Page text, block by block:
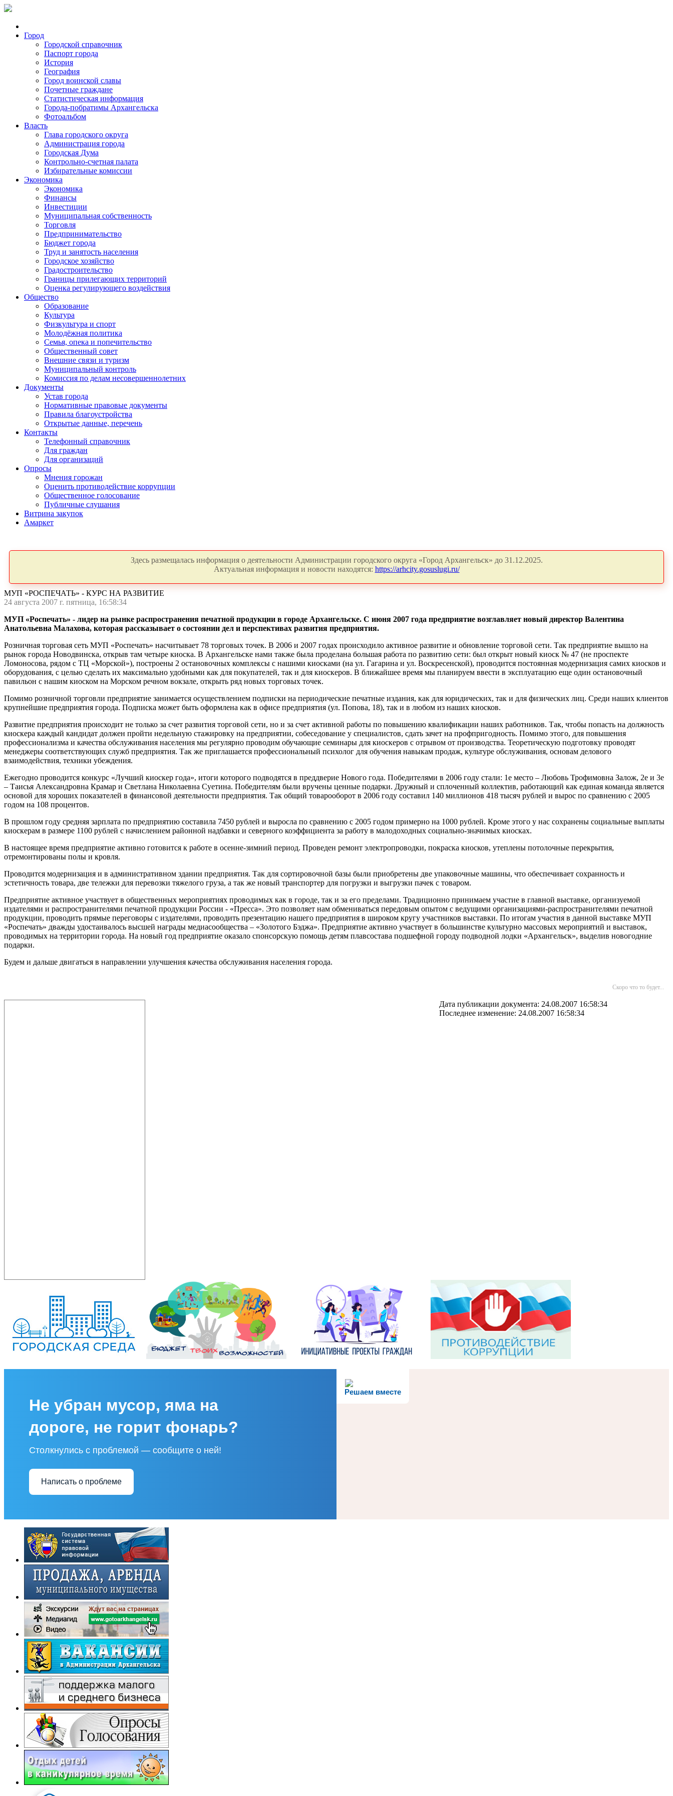
Город
Городской справочник
Паспорт города
История
География
Город воинской славы
Почетные граждане
Статистическая информация
Города-побратимы Архангельска
Фотоальбом
Власть
Глава городского округа
Администрация города
Городская Дума
Контрольно-счетная палата
Избирательные комиссии
Экономика
Экономика
Финансы
Инвестиции
Муниципальная собственность
Торговля
Предпринимательство
Бюджет города
Труд и занятость населения
Городское хозяйство
Градостроительство
Границы прилегающих территорий
Оценка регулирующего воздействия
Общество
Образование
Культура
Физкультура и спорт
Молодёжная политика
Семья, опека и попечительство
Общественный совет
Внешние связи и туризм
Муниципальный контроль
Комиссия по делам несовершеннолетних
Документы
Устав города
Нормативные правовые документы
Правила благоустройства
Открытые данные, перечень
Контакты
Телефонный справочник
Для граждан
Для организаций
Опросы
Мнения горожан
Оценить противодействие коррупции
Общественное голосование
Публичные слушания
Витрина закупок
Амаркет
Здесь размещалась информация о деятельности Администрации городского округа «Город Архангельск» до 31.12.2025.
Актуальная информация и новости находятся: https://arhcity.gosuslugi.ru/
МУП «РОСПЕЧАТЬ» - КУРС НА РАЗВИТИЕ
24 августа 2007 г. пятница, 16:58:34
МУП «Роспечать» - лидер на рынке распространения печатной продукции в городе Архангельске. С июня 2007 года предприятие возглавляет новый директор Валентина
Анатольевна Малахова, которая рассказывает о состоянии дел и перспективах развития предприятия.
Розничная торговая сеть МУП «Роспечать» насчитывает 78 торговых точек. В 2006 и 2007 годах происходило активное развитие и обновление торговой сети. Так предприятие вышло на
рынок города Новодвинска, открыв там четыре киоска. В Архангельске нами также была проделана большая работа по развитию сети: был открыт новый киоск № 47 (не проспекте
Ломоносова, рядом с ТЦ «Морской»), построены 2 остановочных комплексы с нашими киосками (на ул. Гагарина и ул. Воскресенской), проводится постоянная модернизация самих киосков и
оборудования, с целью сделать их максимально удобными как для покупателей, так и для киоскеров. В ближайшее время мы планируем ввести в эксплуатацию еще один остановочный
павильон с нашим киоском на Морском речном вокзале, открыть ряд новых торговых точек.
Помимо розничной торговли предприятие занимается осуществлением подписки на периодические печатные издания, как для юридических, так и для физических лиц. Среди наших клиентов
крупнейшие предприятия города. Подписка может быть оформлена как в офисе предприятия (ул. Попова, 18), так и в любом из наших киосков.
Развитие предприятия происходит не только за счет развития торговой сети, но и за счет активной работы по повышению квалификации наших работников. Так, чтобы попасть на должность
киоскера каждый кандидат должен пройти недельную стажировку на предприятии, собеседование у специалистов, сдать зачет на профпригодность. Помимо этого, для повышения
профессионализма и качества обслуживания населения мы регулярно проводим обучающие семинары для киоскеров с отрывом от производства. Теоретическую подготовку проводят
менеджеры соответствующих служб предприятия. Так же приглашается профессиональный психолог для обучения навыкам продаж, культуре обслуживания, основам делового
взаимодействия, техники убеждения.
Ежегодно проводится конкурс «Лучший киоскер года», итоги которого подводятся в преддверие Нового года. Победителями в 2006 году стали: 1е место – Любовь Трофимовна Залож, 2е и 3е
– Таисья Александровна Крамар и Светлана Николаевна Суетина. Победителям были вручены ценные подарки. Дружный и сплоченный коллектив, работающий как единая команда является
основой для хороших показателей в финансовой деятельности предприятия. Так общий товарооборот в 2006 году составил 140 миллионов 418 тысяч рублей и вырос по сравнению с 2005
годом на 108 процентов.
В прошлом году средняя зарплата по предприятию составила 7450 рублей и выросла по сравнению с 2005 годом примерно на 1000 рублей. Кроме этого у нас сохранены социальные выплаты
киоскерам в размере 1100 рублей с начислением районной надбавки и северного коэффициента за работу в малодоходных социально-значимых киосках.
В настоящее время предприятие активно готовится к работе в осенне-зимний период. Проведен ремонт электропроводки, покраска киосков, утеплены потолочные перекрытия,
отремонтированы полы и кровля.
Проводится модернизация и в административном здании предприятия. Так для сортировочной базы были приобретены две упаковочные машины, что обеспечивает сохранность и
эстетичность товара, две тележки для перевозки тяжелого груза, а так же новый транспортер для погрузки и выгрузки пачек с товаром.
Предприятие активное участвует в общественных мероприятиях проводимых как в городе, так и за его пределами. Традиционно принимаем участие в главной выставке, организуемой
издателями и распространителями печатной продукции России - «Пресса». Это позволяет нам обмениваться передовым опытом с ведущими организациями-распространителями печатной
продукции, проводить прямые переговоры с издателями, проводить презентацию нашего предприятия в широком кругу участников выставки. По итогам участия в данной выставке МУП
«Роспечать» дважды удостаивалось высшей награды медиасообщества – «Золотого Бэджа». Предприятие активно участвует в большинстве культурно массовых мероприятий и выставок,
проводимых на территории города. На новый год предприятие оказало спонсорскую помощь детям плавсостава подшефной городу подводной лодки «Архангельск», выделив новогодние
подарки.
Будем и дальше двигаться в направлении улучшения качества обслуживания населения города.
Скоро что то будет...
Дата публикации документа: 24.08.2007 16:58:34
Последнее изменение: 24.08.2007 16:58:34
Решаем вместе
Не убран мусор, яма на
дороге, не горит фонарь?
Столкнулись с проблемой — сообщите о ней!
Написать о проблеме